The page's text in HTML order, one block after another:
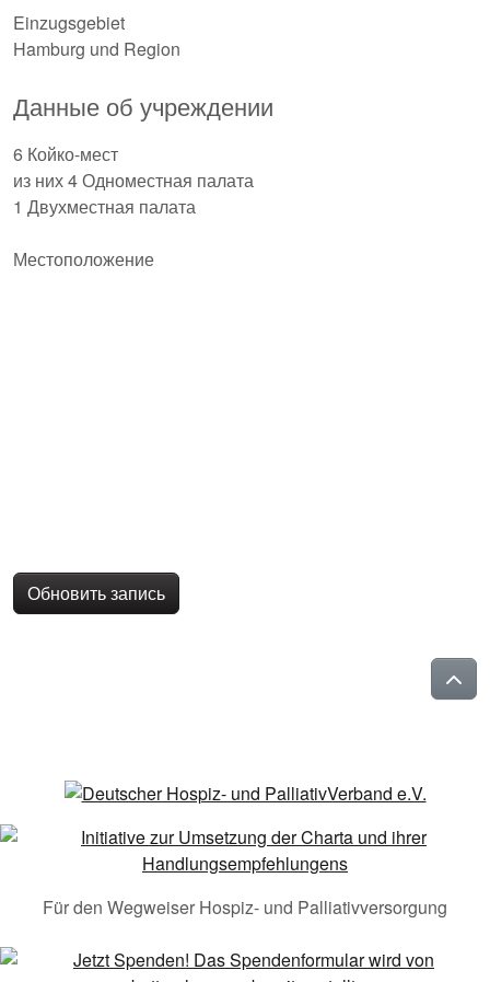
Einzugsgebiet
Hamburg und Region
Данные об учреждении
6 Койко-мест
из них 4 Одноместная палата
1 Двухместная палата
Местоположение
Обновить запись
Für den Wegweiser Hospiz- und Palliativversorgung